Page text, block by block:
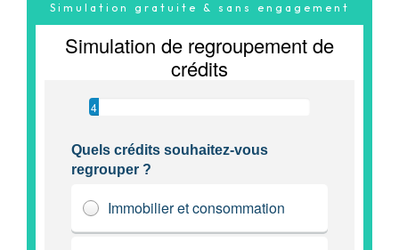
Simulation gratuite & sans engagement